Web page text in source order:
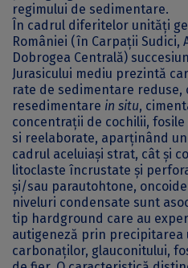
regimului de sedimentare.
În cadrul diferitelor unități
României (în Carpații Sudici,
Dobrogea Centrală)
Jurasicului mediu prezintă
rate de sedimentare reduse,
resedimentare in situ,
concentrații de cochilii,
si reelaborate, aparținând
cadrul aceluiași strat, cât și
litoclaste încrustate și
și/sau parautohtone,
niveluri condensate sunt
tip hardground care au
autigeneză prin precipitarea
carbonaților, glauconitului,